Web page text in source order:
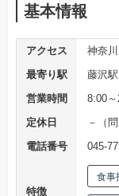
基本情報
アクセス
神奈
最寄り駅
藤沢
営業時間
8:00
定休日
－（
電話番号
045-
特徴
食事